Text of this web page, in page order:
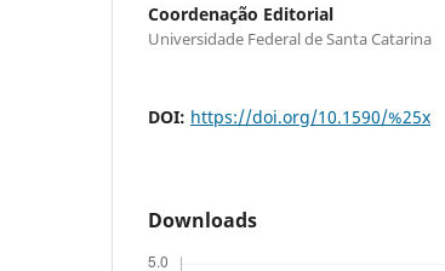
Coordenação Editorial
Universidade Federal de Santa Catarina
DOI: https://doi.org/10.1590/%25x
Downloads